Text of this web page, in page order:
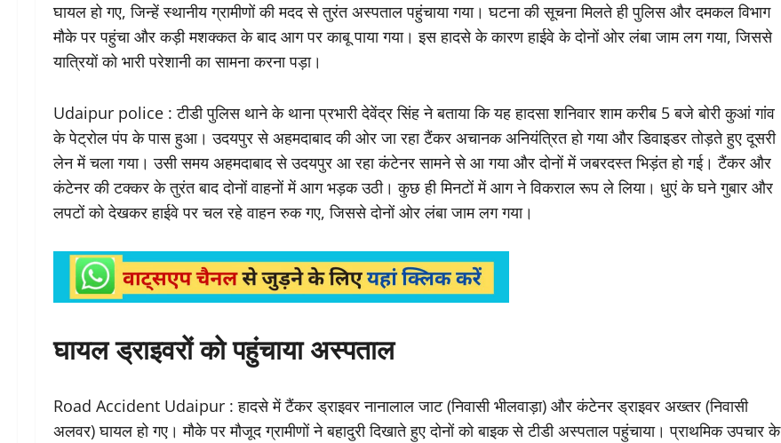
घायल हो गए, जिन्हें स्थानीय ग्रामीणों की मदद से तुरंत अस्पताल पहुंचाया गया। घटना की सूचना मिलते ही पुलिस और दमकल विभाग
मौके पर पहुंचा और कड़ी मशक्कत के बाद आग पर काबू पाया गया। इस हादसे के कारण हाईवे के दोनों ओर लंबा जाम लग गया, जिससे
यात्रियों को भारी परेशानी का सामना करना पड़ा।
Udaipur police : टीडी पुलिस थाने के थाना प्रभारी देवेंद्र सिंह ने बताया कि यह हादसा शनिवार शाम करीब 5 बजे बोरी कुआं गांव
के पेट्रोल पंप के पास हुआ। उदयपुर से अहमदाबाद की ओर जा रहा टैंकर अचानक अनियंत्रित हो गया और डिवाइडर तोड़ते हुए दूसरी
लेन में चला गया। उसी समय अहमदाबाद से उदयपुर आ रहा कंटेनर सामने से आ गया और दोनों में जबरदस्त भिड़ंत हो गई। टैंकर और
कंटेनर की टक्कर के तुरंत बाद दोनों वाहनों में आग भड़क उठी। कुछ ही मिनटों में आग ने विकराल रूप ले लिया। धुएं के घने गुबार और
लपटों को देखकर हाईवे पर चल रहे वाहन रुक गए, जिससे दोनों ओर लंबा जाम लग गया।
घायल ड्राइवरों को पहुंचाया अस्पताल
Road Accident Udaipur : हादसे में टैंकर ड्राइवर नानालाल जाट (निवासी भीलवाड़ा) और कंटेनर ड्राइवर अख्तर (निवासी
अलवर) घायल हो गए। मौके पर मौजूद ग्रामीणों ने बहादुरी दिखाते हुए दोनों को बाइक से टीडी अस्पताल पहुंचाया। प्राथमिक उपचार के